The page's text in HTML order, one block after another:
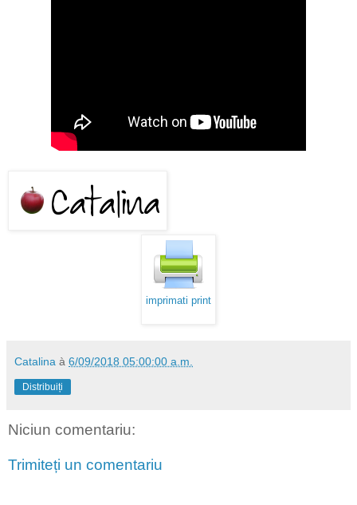
imprimati print
Catalina à 6/09/2018 05:00:00 a.m.
Distribuiți
Niciun comentariu:
Trimiteți un comentariu